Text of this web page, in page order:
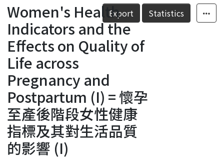
Fundings & Projects
Researchers
Organizations
Statistics
Export Statistics
Women's Health
Indicators and the
Effects on Quality of
Life across
Pregnancy and
Postpartum (I) = 懷孕
至產後階段女性健康
指標及其對生活品質
的影響 (I)